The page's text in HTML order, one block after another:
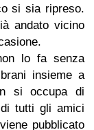
si sia ripreso.
andato vicino
lo fa senza
insieme a
si occupa di
tutti gli amici
pubblicato